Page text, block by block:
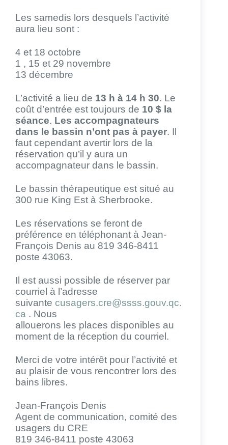
Les samedis lors desquels l’activité
aura lieu sont :
4 et 18 octobre
1 , 15 et 29 novembre
13 décembre
L’activité a lieu de 13 h à 14 h 30. Le
coût d’entrée est toujours de 10 $ la
séance. Les accompagnateurs
dans le bassin n’ont pas à payer. Il
faut cependant avertir lors de la
réservation qu’il y aura un
accompagnateur dans le bassin.
Le bassin thérapeutique est situé au
300 rue King Est à Sherbrooke.
Les réservations se feront de
préférence en téléphonant à Jean-
François Denis au 819 346-8411
poste 43063.
Il est aussi possible de réserver par
courriel à l’adresse
suivante cusagers.cre@ssss.gouv.qc.
ca . Nous
allouerons les places disponibles au
moment de la réception du courriel.
Merci de votre intérêt pour l’activité et
au plaisir de vous rencontrer lors des
bains libres.
Jean-François Denis
Agent de communication, comité des
usagers du CRE
819 346-8411 poste 43063